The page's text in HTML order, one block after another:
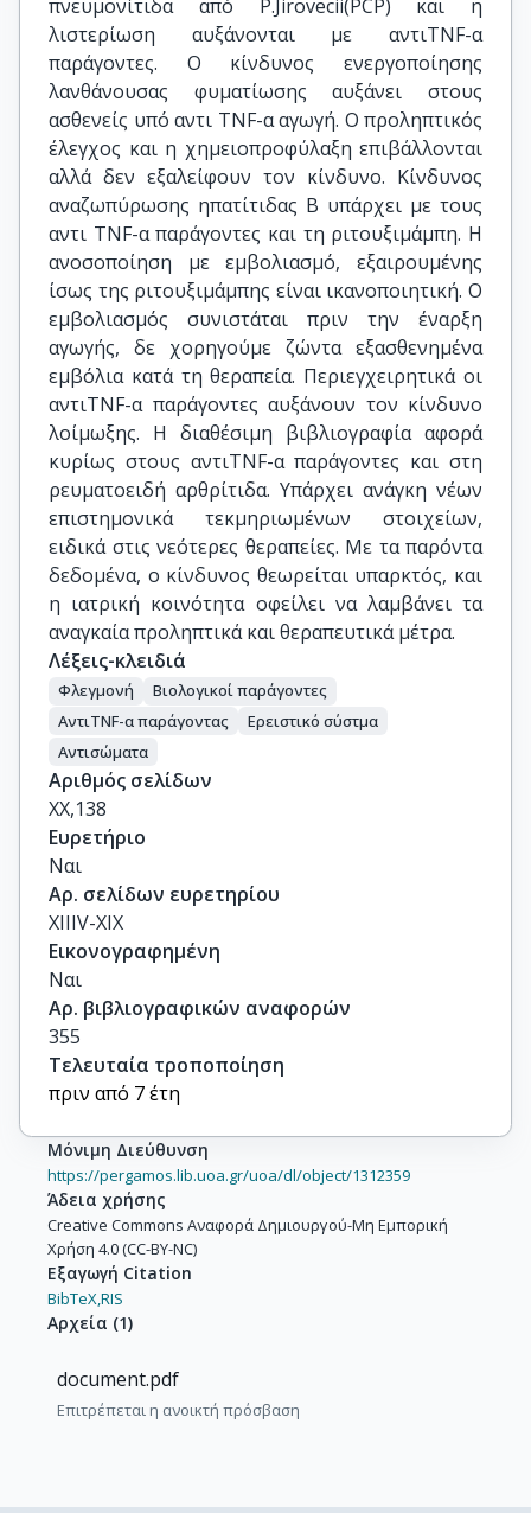
πνευμονίτιδα από P.Jirovecii(PCP) και η
λιστερίωση αυξάνονται με αντιTNF-α
παράγοντες. Ο κίνδυνος ενεργοποίησης
λανθάνουσας φυματίωσης αυξάνει στους
ασθενείς υπό αντι ΤΝF-α αγωγή. Ο προληπτικός
έλεγχος και η χημειοπροφύλαξη επιβάλλονται
αλλά δεν εξαλείφουν τον κίνδυνο. Κίνδυνος
αναζωπύρωσης ηπατίτιδας Β υπάρχει με τους
αντι ΤΝF-α παράγοντες και τη ριτουξιμάμπη. Η
ανοσοποίηση με εμβολιασμό, εξαιρουμένης
ίσως της ριτουξιμάμπης είναι ικανοποιητική. Ο
εμβολιασμός συνιστάται πριν την έναρξη
αγωγής, δε χορηγούμε ζώντα εξασθενημένα
εμβόλια κατά τη θεραπεία. Περιεγχειρητικά οι
αντιTNF-α παράγοντες αυξάνουν τον κίνδυνο
λοίμωξης. Η διαθέσιμη βιβλιογραφία αφορά
κυρίως στους αντιTNF-α παράγοντες και στη
ρευματοειδή αρθρίτιδα. Υπάρχει ανάγκη νέων
επιστημονικά τεκμηριωμένων στοιχείων,
ειδικά στις νεότερες θεραπείες. Με τα παρόντα
δεδομένα, ο κίνδυνος θεωρείται υπαρκτός, και
η ιατρική κοινότητα οφείλει να λαμβάνει τα
αναγκαία προληπτικά και θεραπευτικά μέτρα.
Λέξεις-κλειδιά
Φλεγμονή
Βιολογικοί παράγοντες
ΑντιTNF-α παράγοντας
Ερειστικό σύστμα
Αντισώματα
Αριθμός σελίδων
ΧΧ,138
Ευρετήριο
Ναι
Αρ. σελίδων ευρετηρίου
XIIIV-XIX
Εικονογραφημένη
Ναι
Αρ. βιβλιογραφικών αναφορών
355
Τελευταία τροποποίηση
πριν από 7 έτη
Μόνιμη Διεύθυνση
https://pergamos.lib.uoa.gr/uoa/dl/object/1312359
Άδεια χρήσης
Creative Commons Αναφορά Δημιουργού-Μη Εμπορική
Χρήση 4.0 (CC-BY-NC)
Εξαγωγή Citation
BibTeX,RIS
Αρχεία (1)
document.pdf
Επιτρέπεται η ανοικτή πρόσβαση